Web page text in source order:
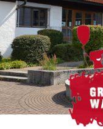
Skip
to
content